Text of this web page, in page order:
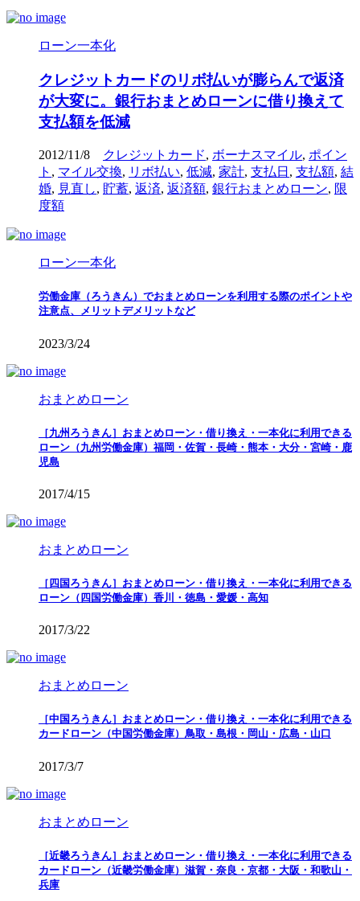
ローン一本化
クレジットカードのリボ払いが膨らんで返済
が大変に。銀行おまとめローンに借り換えて
支払額を低減
2012/11/8 クレジットカード, ボーナスマイル, ポイン
ト , マイル交換, リボ払い, 低減, 家計, 支払日 , 支払額, 結
婚, 見直し, 貯蓄, 返済, 返済額, 銀行おまとめローン, 限
度額
ローン一本化
労働金庫（ろうきん）でおまとめローンを利用する際のポイントや
注意点、メリットデメリットなど
2023/3/24
おまとめローン
［九州ろうきん］おまとめローン・借り換え・一本化に利用できる
ローン（九州労働金庫）福岡・佐賀・長崎・熊本・大分・宮崎・鹿
児島
2017/4/15
おまとめローン
［四国ろうきん］おまとめローン・借り換え・一本化に利用できる
ローン（四国労働金庫）香川・徳島・愛媛・高知
2017/3/22
おまとめローン
［中国ろうきん］おまとめローン・借り換え・一本化に利用できる
カードローン（中国労働金庫）鳥取・島根・岡山・広島・山口
2017/3/7
おまとめローン
［近畿ろうきん］おまとめローン・借り換え・一本化に利用できる
カードローン（近畿労働金庫）滋賀・奈良・京都・大阪・和歌山・
兵庫